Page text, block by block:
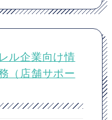
ル企業向け情
（店舗サポー